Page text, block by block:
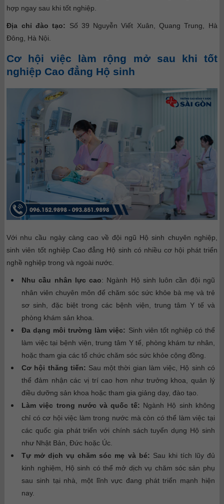
hợp ngay sau khi tốt nghiệp.
Địa chỉ đào tạo: Số 39 Nguyễn Viết Xuân, Quang Trung, Hà
Đông, Hà Nội.
Cơ hội việc làm rộng mở sau khi tốt
nghiệp Cao đẳng Hộ sinh
Với nhu cầu ngày càng cao về đội ngũ Hộ sinh chuyên nghiệp,
sinh viên tốt nghiệp Cao đẳng Hộ sinh có nhiều cơ hội phát triển
nghề nghiệp trong và ngoài nước.
Nhu cầu nhân lực cao: Ngành Hộ sinh luôn cần đội ngũ
nhân viên chuyên môn để chăm sóc sức khỏe bà mẹ và trẻ
sơ sinh, đặc biệt trong các bệnh viện, trung tâm Y tế và
phòng khám sản khoa.
Đa dạng môi trường làm việc: Sinh viên tốt nghiệp có thể
làm việc tại bệnh viện, trung tâm Y tế, phòng khám tư nhân,
hoặc tham gia các tổ chức chăm sóc sức khỏe cộng đồng.
Cơ hội thăng tiến: Sau một thời gian làm việc, Hộ sinh có
thể đảm nhận các vị trí cao hơn như trưởng khoa, quản lý
điều dưỡng sản khoa hoặc tham gia giảng dạy, đào tạo.
Làm việc trong nước và quốc tế: Ngành Hộ sinh không
chỉ có cơ hội việc làm trong nước mà còn có thể làm việc tại
các quốc gia phát triển với chính sách tuyển dụng Hộ sinh
như Nhật Bản, Đức hoặc Úc.
Tự mở dịch vụ chăm sóc mẹ và bé: Sau khi tích lũy đủ
kinh nghiệm, Hộ sinh có thể mở dịch vụ chăm sóc sản phụ
sau sinh tại nhà, một lĩnh vực đang phát triển mạnh hiện
nay.